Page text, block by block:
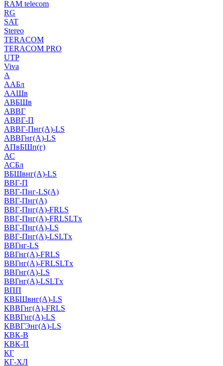
RAM telecom
RG
SAT
Stereo
TERACOM
TERACOM PRO
UTP
Viva
А
ААБл
ААШв
АВБШв
АВВГ
АВВГ-П
АВВГ-Пнг(А)-LS
АВВГнг(А)-LS
АПвБШп(г)
АС
АСБл
ВБШвнг(А)-LS
ВВГ-П
ВВГ-Пнг-LS(А)
ВВГ-Пнг(А)
ВВГ-Пнг(А)-FRLS
ВВГ-Пнг(А)-FRLSLTx
ВВГ-Пнг(А)-LS
ВВГ-Пнг(А)-LSLTx
ВВГнг-LS
ВВГнг(А)-FRLS
ВВГнг(А)-FRLSLTx
ВВГнг(А)-LS
ВВГнг(А)-LSLTx
ВПП
КВБШвнг(А)-LS
КВВГнг(А)-FRLS
КВВГнг(А)-LS
КВВГЭнг(А)-LS
КВК-В
КВК-П
КГ
КГ-ХЛ